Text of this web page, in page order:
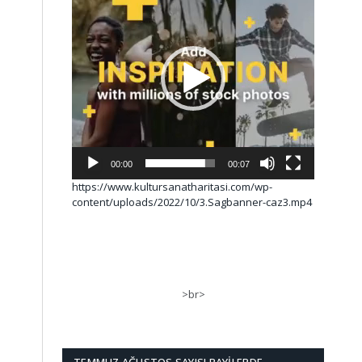
00:00 00:07
https://www.kultursanatharitasi.com/wp-
content/uploads/2022/10/3.Sagbanner-caz3.mp4
>br>